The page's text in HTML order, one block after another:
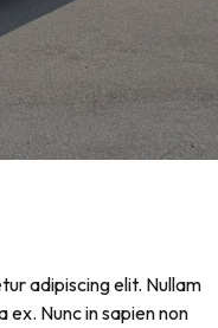
adipiscing elit. Nullam
Nunc in sapien non